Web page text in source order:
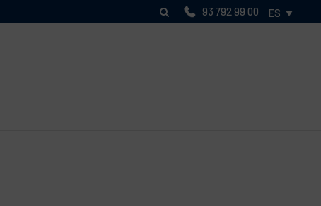
93 792 99 00 ES